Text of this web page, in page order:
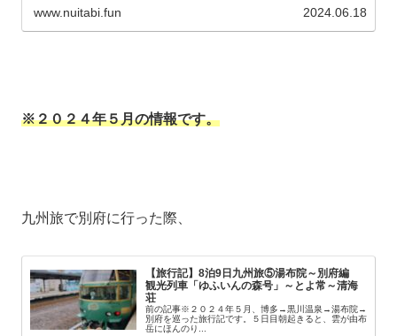
www.nuitabi.fun 2024.06.18
※２０２４年５月の情報です。
九州旅で別府に行った際、
【旅行記】8泊9日九州旅⑤湯布院～別府編
観光列車「ゆふいんの森号」～とよ常～清海
荘
前の記事※２０２４年５月、博多→黒川温泉→湯布院→
別府を巡った旅行記です。５日目朝起きると、雲が由布
岳にほんのり...